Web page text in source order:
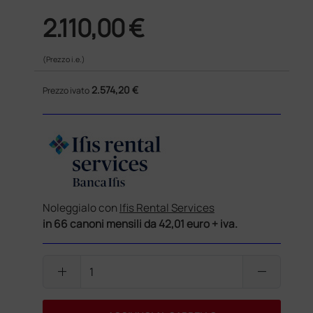
2.110,00 €
(Prezzo i.e.)
Prezzo ivato 2.574,20 €
Noleggialo con Ifis Rental Services
in 66 canoni mensili da 42,01 euro + iva.
add remove